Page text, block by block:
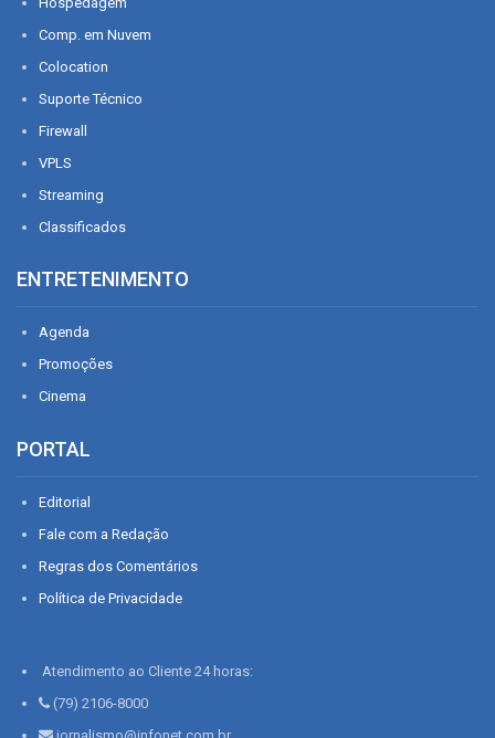
Comp. em Nuvem
Colocation
Suporte Técnico
Firewall
VPLS
Streaming
Classificados
ENTRETENIMENTO
Agenda
Promoções
Cinema
PORTAL
Editorial
Fale com a Redação
Regras dos Comentários
Política de Privacidade
Atendimento ao Cliente 24 horas:
(79) 2106-8000